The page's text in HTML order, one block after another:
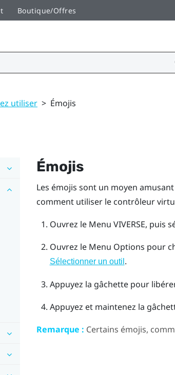
Boutique/Offres
utiliser > Émojis
Émojis
Les émojis sont un moyen
comment utiliser le contrôleur
Ouvrez le Menu VIVERSE, puis
Ouvrez le Menu Options pour
Sélectionner un outil .
Appuyez la gâchettepour
Appuyez et maintenez la
Remarque : Certains émojis,